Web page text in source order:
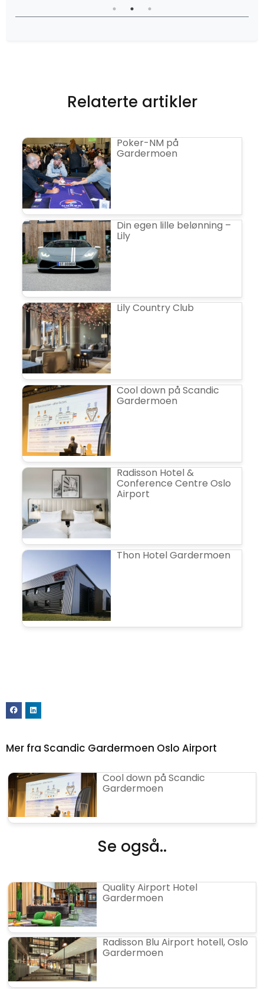
Møtefasiliteter Møtefasiliteter
Relaterte artikler
Poker-NM på
Gardermoen
Din egen lille belønning –
Lily
Lily Country Club
Cool down på Scandic
Gardermoen
Radisson Hotel &
Conference Centre Oslo
Airport
Thon Hotel Gardermoen
Mer fra Scandic Gardermoen Oslo Airport
Cool down på Scandic
Gardermoen
Se også..
Quality Airport Hotel
Gardermoen
Radisson Blu Airport hotell, Oslo
Gardermoen